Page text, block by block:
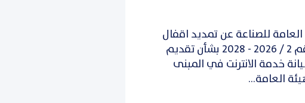
للصناعة عن تمديد اقفال
الممارسة رقم 2 / 2026 - 2028 بشأن تقديم
خدمة الانترنت في المبنى
العامة...